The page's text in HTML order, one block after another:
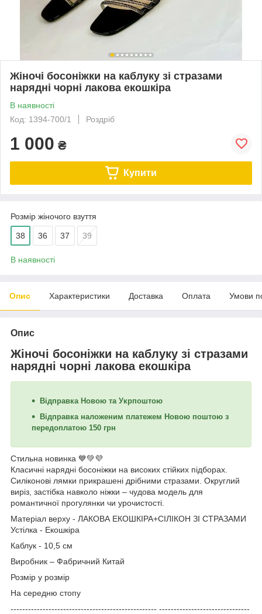
Жіночі босоніжки на каблуку зі стразами
нарядні чорні лакова екошкіра
В наявності
Код: 1394-700/1
Роздріб
1 000 ₴
Купити
Розмір жіночого взуття
38 36 37 39
В наявності
Опис Характеристики Доставка Оплата Умови
Опис
Жіночі босоніжки на каблуку зі стразами
нарядні чорні лакова екошкіра
Відправка Новою та Укрпоштою
Відправка наложеним платежем Новою поштою з
передоплатою 150 грн
Стильна новинка 💙💚💜
Класичні нарядні босоніжки на високих стійких підборах.
Силіконові лямки прикрашені дрібними стразами. Округлий
виріз, застібка навколо ніжки – чудова модель для
романтичної прогулянки чи урочистості.
Матеріал верху - ЛАКОВА ЕКОШКІРА+СІЛІКОН ЗІ СТРАЗАМИ
Устілка - Екошкіра
Каблук - 10,5 см
Виробник – Фабричний Китай
Розмір у розмір
На середню стопу
-------------------------------------------------- -------------------------------